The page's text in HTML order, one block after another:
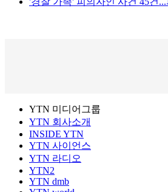
YTN 미디어그룹
YTN 회사소개
INSIDE YTN
YTN 사이언스
YTN 라디오
YTN2
YTN dmb